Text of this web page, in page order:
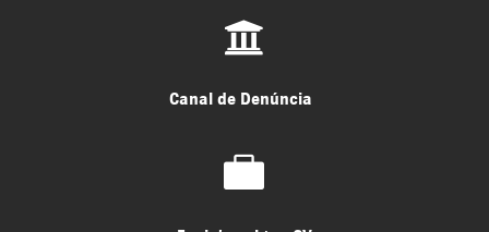

Canal de Denúncia
